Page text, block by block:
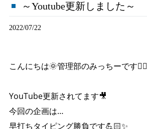
～Youtube更新しました～
2022/07/22
こんにちは🌞管理部のみっちーです🙋‍♀️
YouTube更新されてます🎥
今回の企画は…
早打ちタイピング勝負です💪🏻✨